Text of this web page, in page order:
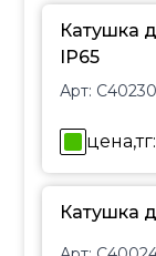
Катушка
IP65
Арт:
цена,тг:
Катушка